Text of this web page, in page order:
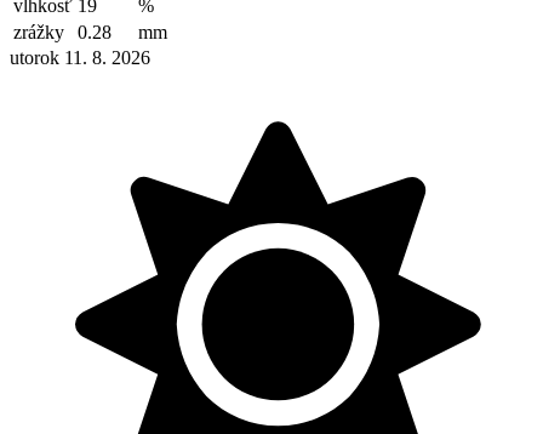
vlhkosť 19
%
zrážky
0.28
mm
utorok 11. 8. 2026